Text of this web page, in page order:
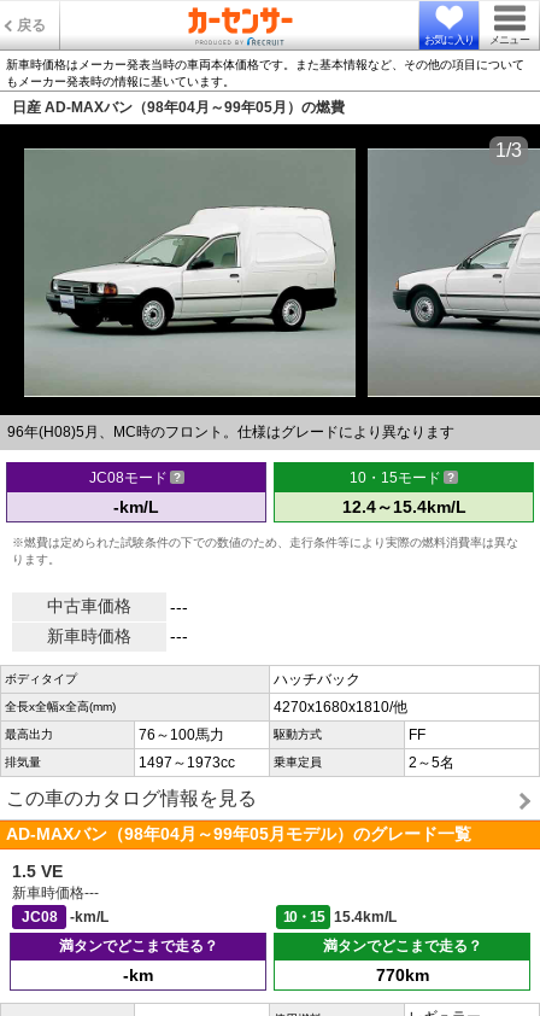
戻る
お気に入り メニュー
新車時価格はメーカー発表当時の車両本体価格です。また基本情報など、その他の項目について
もメーカー発表時の情報に基いています。
日産 AD-MAXバン（98年04月～99年05月）の燃費
96年(H08)5月、MC時のフロント。仕様はグレードにより異なります
1/3
JC08モード
-km/L
10・15モード
12.4～15.4km/L
※燃費は定められた試験条件の下での数値のため、走行条件等により実際の燃料消費率は異な
ります。
中古車価格
---
新車時価格
---
ボディタイプ ハッチバック
全長x全幅x全高(mm) 4270x1680x1810/他
最高出力 76～100馬力 駆動方式 FF
排気量 1497～1973cc 乗車定員 2～5名
この車のカタログ情報を見る
AD-MAXバン（98年04月～99年05月モデル）のグレード一覧
1.5 VE
新車時価格---
JC08
-km/L 10・15
15.4km/L
満タンでどこまで走る？
-km
満タンでどこまで走る？
770km